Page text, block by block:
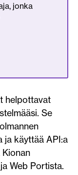
jonka
helpottavat
Se
ja käyttää API:a
Web Portista.